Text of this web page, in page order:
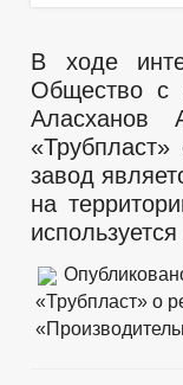
В ходе
Общество с
Аласханов
завод
на
«Трубпласт» о